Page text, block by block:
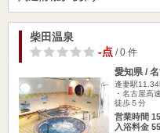
柴田温泉
-点/ 0 件
愛知県 /
逢妻駅
・名古屋高
徒歩５分
営業時間
入浴料金